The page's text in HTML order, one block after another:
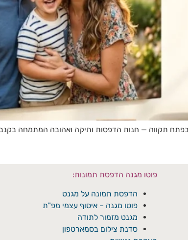
פוטו פיסי קנבס ברחוב חפץ חיים 9 בפתח תקווה — חנות הדפסות ותיקה
פוטו מגנה הדפסת תמונות:
הדפסת תמונה על מגנט
פוטו מגנה – איסוף עצמי מפ"ת
מגנט מזמור לתודה
סדנת צילום בסמארטפון